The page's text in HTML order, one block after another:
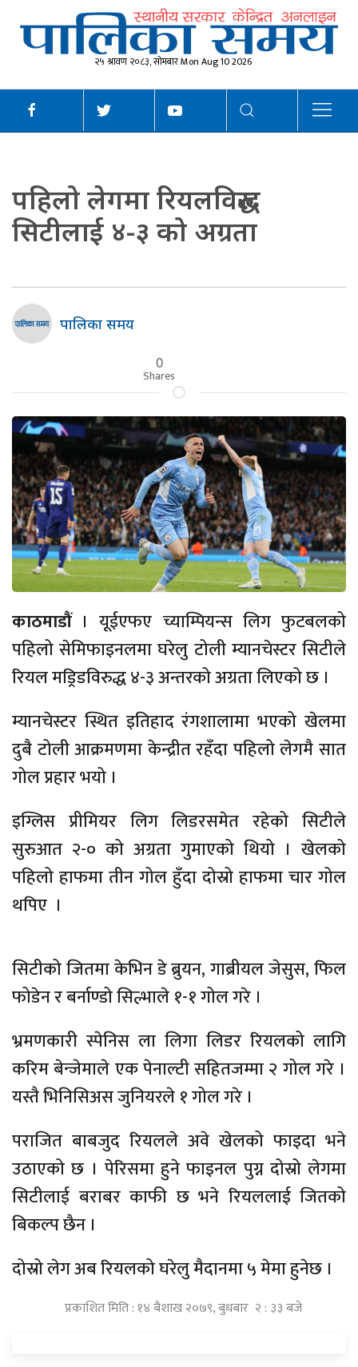
२५ श्रावण २०८३, सोमबार Mon Aug 10 2026
पहिलो लेगमा रियलविरुद्ध
सिटीलाई ४-३ को अग्रता
पालिका समय
0
Shares
काठमाडौं । यूईएफए च्याम्पियन्स लिग फुटबलको
पहिलो सेमिफाइनलमा घरेलु टोली म्यानचेस्टर सिटीले
रियल मड्रिडविरुद्ध ४-३ अन्तरको अग्रता लिएको छ ।
म्यानचेस्टर स्थित इतिहाद रंगशालामा भएको खेलमा
दुबै टोली आक्रमणमा केन्द्रीत रहँदा पहिलो लेगमै सात
गोल प्रहार भयो ।
इग्लिस प्रीमियर लिग लिडरसमेत रहेको सिटीले
सुरुआत २-० को अग्रता गुमाएको थियो । खेलको
पहिलो हाफमा तीन गोल हुँदा दोस्रो हाफमा चार गोल
थपिए ।
सिटीको जितमा केभिन डे ब्रुयन, गाब्रीयल जेसुस, फिल
फोडेन र बर्नाण्डो सिल्भाले १-१ गोल गरे ।
भ्रमणकारी स्पेनिस ला लिगा लिडर रियलको लागि
करिम बेन्जेमाले एक पेनाल्टी सहितजम्मा २ गोल गरे ।
यस्तै भिनिसिअस जुनियरले १ गोल गरे ।
पराजित बाबजुद रियलले अवे खेलको फाइदा भने
उठाएको छ । पेरिसमा हुने फाइनल पुग्न दोस्रो लेगमा
सिटीलाई बराबर काफी छ भने रियललाई जितको
बिकल्प छैन ।
दोस्रो लेग अब रियलको घरेलु मैदानमा ५ मेमा हुनेछ ।
प्रकाशित मिति : १४ बैशाख २०७९, बुधबार २ : ३३ बजे